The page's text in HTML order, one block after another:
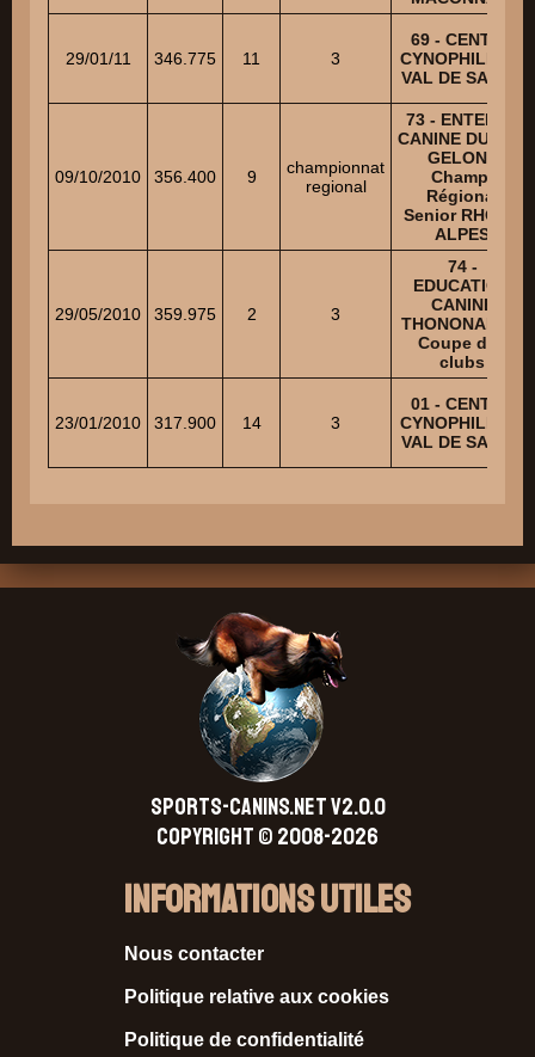
29/01/11 346.775 11 3
69 - CENTRE
CYNOPHILE DU
VAL DE SAONE
09/10/2010 356.400 9
championnat
regional
73 - ENTENTE
CANINE DU VAL
GELON -
Champ.
Régional
Senior RHONE
ALPES
29/05/2010 359.975 2 3
74 -
EDUCATION
CANINE
THONONAISE -
Coupe des
clubs
23/01/2010 317.900 14 3
01 - CENTRE
CYNOPHILE DU
VAL DE SAONE
SPORTS-CANINS.NET V2.0.0
Copyright © 2008-2026
Informations Utiles
Nous contacter
Politique relative aux cookies
Politique de confidentialité